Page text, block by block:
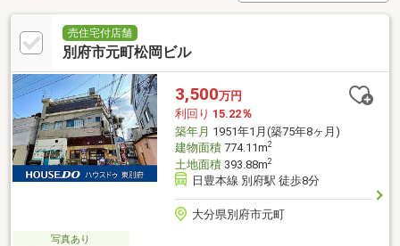
売住宅付店舗
別府市元町松岡ビル
3,500万円
利回り 15.22％
築年月 1951年1月(築75年8ヶ月)
建物面積774.11m2
土地面積393.88m2
日豊本線 別府駅 徒歩8分
大分県別府市元町
写真あり